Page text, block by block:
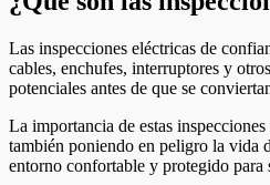
Las inspecciones eléctricas de
cables, enchufes, interruptores y
potenciales antes de que se
La importancia de estas
también poniendo en peligro la vida
entorno confortable y protegido para